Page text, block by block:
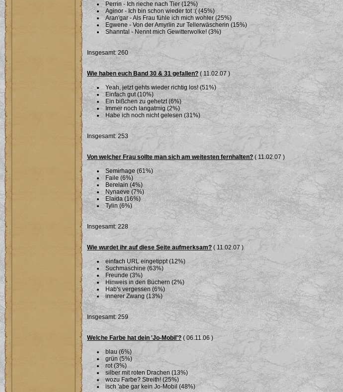
Perrin - Ich rieche nach Tier (12%)
Aginor - Ich bin schon wieder tot :( (45%)
Aran'gar - Als Frau fühle ich mich wohler (25%)
Egwene - Von der Amyrlin zur Tellerwäscherin (15%)
Shanntal - Nennt mich Gewitterwolke! (3%)
Insgesamt: 260
Wie haben euch Band 30 & 31 gefallen? ( 11.02.07 )
Yeah, jetzt gehts wieder richtig los! (51%)
Einfach gut (10%)
Ein bißchen zu gehetzt (6%)
Immer noch langatmig (2%)
Habe ich noch nicht gelesen (31%)
Insgesamt: 253
Von welcher Frau sollte man sich am weitesten fernhalten?( 11.02.07 )
Semirhage (61%)
Faile (6%)
Berelain (4%)
Nynaeve (7%)
Elaida (16%)
Tylin (6%)
Insgesamt: 228
Wie wurdet ihr auf diese Seite aufmerksam? ( 11.02.07 )
einfach URL eingetippt (12%)
Suchmaschine (63%)
Freunde (3%)
Hinweis in den Büchern (2%)
Hab's vergessen (6%)
innerer Zwang (13%)
Insgesamt: 259
Welche Farbe hat dein 'Jo-Mobil'? ( 06.11.06 )
blau (6%)
grün (5%)
rot (3%)
silber mit roten Drachen (13%)
wozu Farbe? Streith! (25%)
isch 'abe gar kein Jo-Mobil (48%)